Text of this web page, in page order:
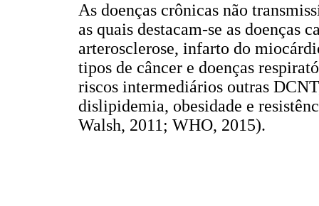
As doenças crônicas não
as quais destacam-se as doenças
arterosclerose, infarto do
tipos de câncer e doenças
riscos intermediários outras
dislipidemia, obesidade e
Walsh, 2011; WHO, 2015).